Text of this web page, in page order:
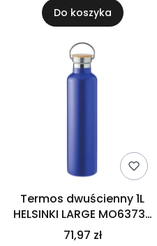
Do koszyka
Termos dwuścienny 1L
HELSINKI LARGE MO6373-
04
71,97 zł